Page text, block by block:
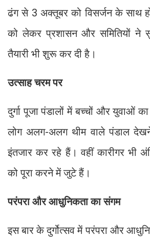
ढंग से 3 अक्तूबर को विसर्जन के साथ
को लेकर प्रशासन और समितियों ने
तैयारी भी शुरू कर दी है।
उत्साह चरम पर
दुर्गा पूजा पंडालों में बच्चों और युवाओं
लोग अलग-अलग थीम वाले पंडाल
इंतजार कर रहे हैं। वहीं कारीगर भी
को पूरा करने में जुटे हैं।
परंपरा और आधुनिकता का संगम
इस बार के दुर्गोत्सव में परंपरा और